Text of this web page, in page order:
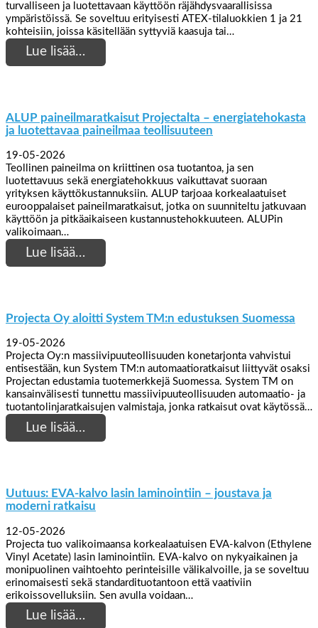
turvalliseen ja luotettavaan käyttöön räjähdysvaarallisissa
ympäristöissä. Se soveltuu erityisesti ATEX-tilaluokkien 1 ja 21
kohteisiin, joissa käsitellään syttyviä kaasuja tai…
Lue lisää…
ALUP paineilmaratkaisut Projectalta – energiatehokasta
ja luotettavaa paineilmaa teollisuuteen
19-05-2026
Teollinen paineilma on kriittinen osa tuotantoa, ja sen
luotettavuus sekä energiatehokkuus vaikuttavat suoraan
yrityksen käyttökustannuksiin. ALUP tarjoaa korkealaatuiset
eurooppalaiset paineilmaratkaisut, jotka on suunniteltu jatkuvaan
käyttöön ja pitkäaikaiseen kustannustehokkuuteen. ALUPin
valikoimaan…
Lue lisää…
Projecta Oy aloitti System TM:n edustuksen Suomessa
19-05-2026
Projecta Oy:n massiivipuuteollisuuden konetarjonta vahvistui
entisestään, kun System TM:n automaatioratkaisut liittyvät osaksi
Projectan edustamia tuotemerkkejä Suomessa. System TM on
kansainvälisesti tunnettu massiivipuuteollisuuden automaatio- ja
tuotantolinjaratkaisujen valmistaja, jonka ratkaisut ovat käytössä…
Lue lisää…
Uutuus: EVA-kalvo lasin laminointiin – joustava ja
moderni ratkaisu
12-05-2026
Projecta tuo valikoimaansa korkealaatuisen EVA-kalvon (Ethylene
Vinyl Acetate) lasin laminointiin. EVA-kalvo on nykyaikainen ja
monipuolinen vaihtoehto perinteisille välikalvoille, ja se soveltuu
erinomaisesti sekä standardituotantoon että vaativiin
erikoissovelluksiin. Sen avulla voidaan…
Lue lisää…